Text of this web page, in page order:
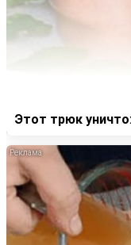
Этот трюк